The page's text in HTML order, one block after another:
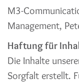
M3-
Management,
Haftung für
Die Inhalte
Sorgfalt erstellt.